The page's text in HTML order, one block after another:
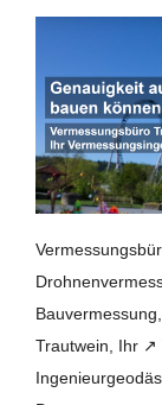
Trautwein, Ihr ↗️